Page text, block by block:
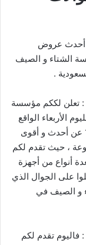
عروض الشتاء و الصف للجوالات رمضان 2016 أحدث عروض
الشتاء و الصيف
.
: تعلن لككم مؤسسة
الأربعاء الواقع
في 18 مايو 2016 و الموافق لـ 11 شعبان 1437 عن أحدث و أقوى
، حيث تقدم لكم
أنواع من أجهزة
على الجوال الذي
و الصيف في
: فاليوم تقدم لكم